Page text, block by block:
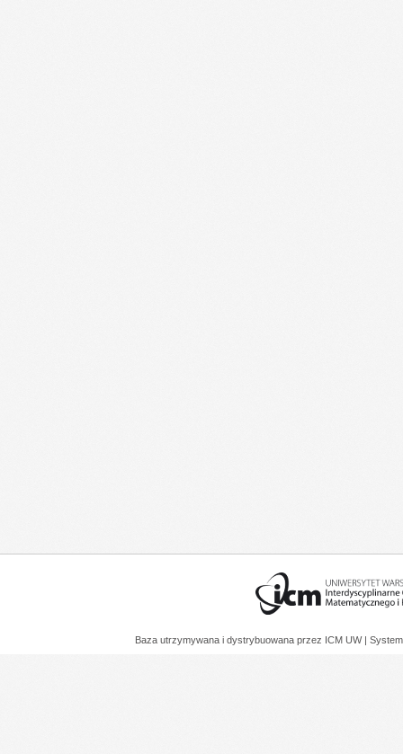
Baza utrzymywana i dystrybuowana przez ICM UW |